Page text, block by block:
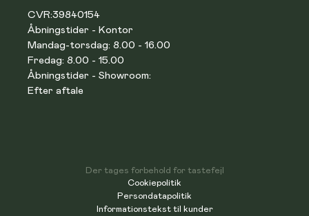
CVR:39840154
Åbningstider - Kontor
Mandag-torsdag: 8.00 - 16.00
Fredag: 8.00 - 15.00
Åbningstider - Showroom:
Efter aftale
Cookiepolitik
Persondatapolitik
Informationstekst til kunder
Der tages forbehold for tastefejl